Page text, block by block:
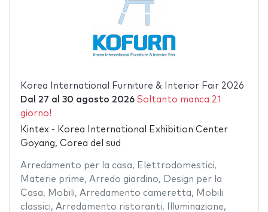
Korea International Furniture & Interior Fair 2026
Dal 27 al 30 agosto 2026 Soltanto manca 21
giorno!
Kintex - Korea International Exhibition Center
Goyang, Corea del sud
Arredamento per la casa, Elettrodomestici,
Materie prime, Arredo giardino,
Design per la
Casa, Mobili, Arredamento cameretta, Mobili
classici, Arredamento ristoranti, Illuminazione,